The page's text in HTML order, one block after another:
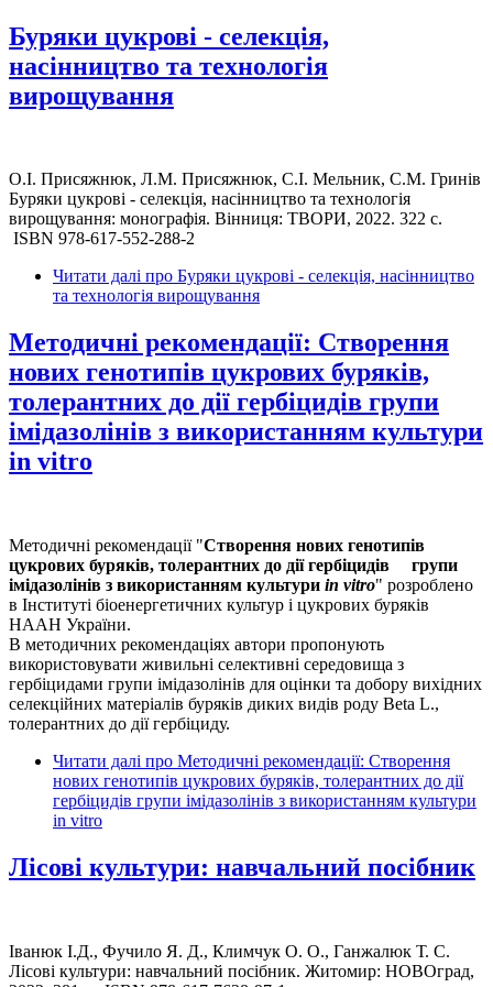
Буряки цукрові - селекція,
насінництво та технологія
вирощування
О.І. Присяжнюк, Л.М. Присяжнюк, С.І. Мельник, С.М. Гринів
Буряки цукрові - селекція, насінництво та технологія
вирощування: монографія. Вінниця: ТВОРИ, 2022. 322 с.
​ ISBN 978-617-552-288-2
Читати далі про Буряки цукрові - селекція, насінництво
та технологія вирощування
Методичні рекомендації: Створення
нових генотипів цукрових буряків,
толерантних до дії гербіцидів групи
імідазолінів з використанням культури
in vitro
Методичні рекомендації "Створення нових генотипів
цукрових буряків, толерантних до дії гербіцидів групи
імідазолінів з використанням культури in vitro" розроблено
в Інституті біоенергетичних культур і цукрових буряків
НААН України.
В методичних рекомендаціях автори пропонують
використовувати живильні селективні середовища з
гербіцидами групи імідазолінів для оцінки та добору вихідних
селекційних матеріалів буряків диких видів роду Beta L.,
толерантних до дії гербіциду.
Читати далі про Методичні рекомендації: Створення
нових генотипів цукрових буряків, толерантних до дії
гербіцидів групи імідазолінів з використанням культури
in vitro
Лісові культури: навчальний посібник
Іванюк І.Д., Фучило Я. Д., Климчук О. О., Ганжалюк Т. С.
Лісові культури: навчальний посібник. Житомир: НОВОград,